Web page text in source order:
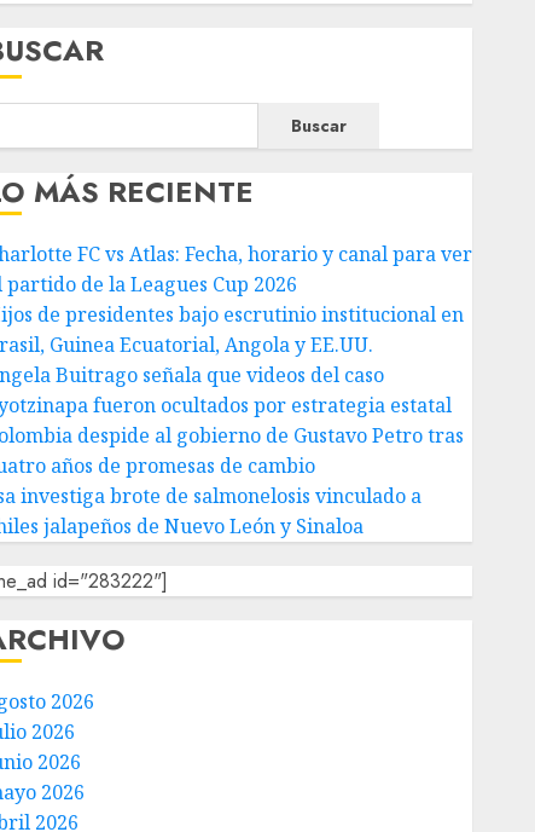
Buscar
MÁS RECIENTE
FC vs Atlas: Fecha, horario y canal para ver
partido de la Leagues Cup 2026
de presidentes bajo escrutinio institucional en
Guinea Ecuatorial, Angola y EE.UU.
Buitrago señala que videos del caso
fueron ocultados por estrategia estatal
despide al gobierno de Gustavo Petro tras
años de promesas de cambio
investiga brote de salmonelosis vinculado a
jalapeños de Nuevo León y Sinaloa
id="283222"]
2026
2026
2026
2026
2026